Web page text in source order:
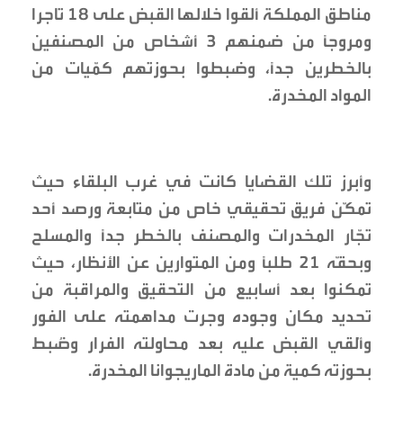
مناطق المملكة ألقوا خلالها القبض على ١٨ تاجرا
ومروجاً من ضمنهم ٣ أشخاص من المصنفين
بالخطرين جداً، وضبطوا بحوزتهم كمّيات من
المواد المخدرة.
وأبرز تلك القضايا كانت في غرب البلقاء حيث
تمكّن فريق تحقيقي خاص من متابعة ورصد أحد
تجّار المخدرات والمصنف بالخطر جداً والمسلح
وبحقّه ٢١ طلباً ومن المتوارين عن الأنظار، حيث
تمكنوا بعد أسابيع من التحقيق والمراقبة من
تحديد مكان وجوده وجرت مداهمته على الفور
وأُلقي القبض عليه بعد محاولته الفرار وضُبط
بحوزته كمية من مادة الماريجوانا المخدرة.